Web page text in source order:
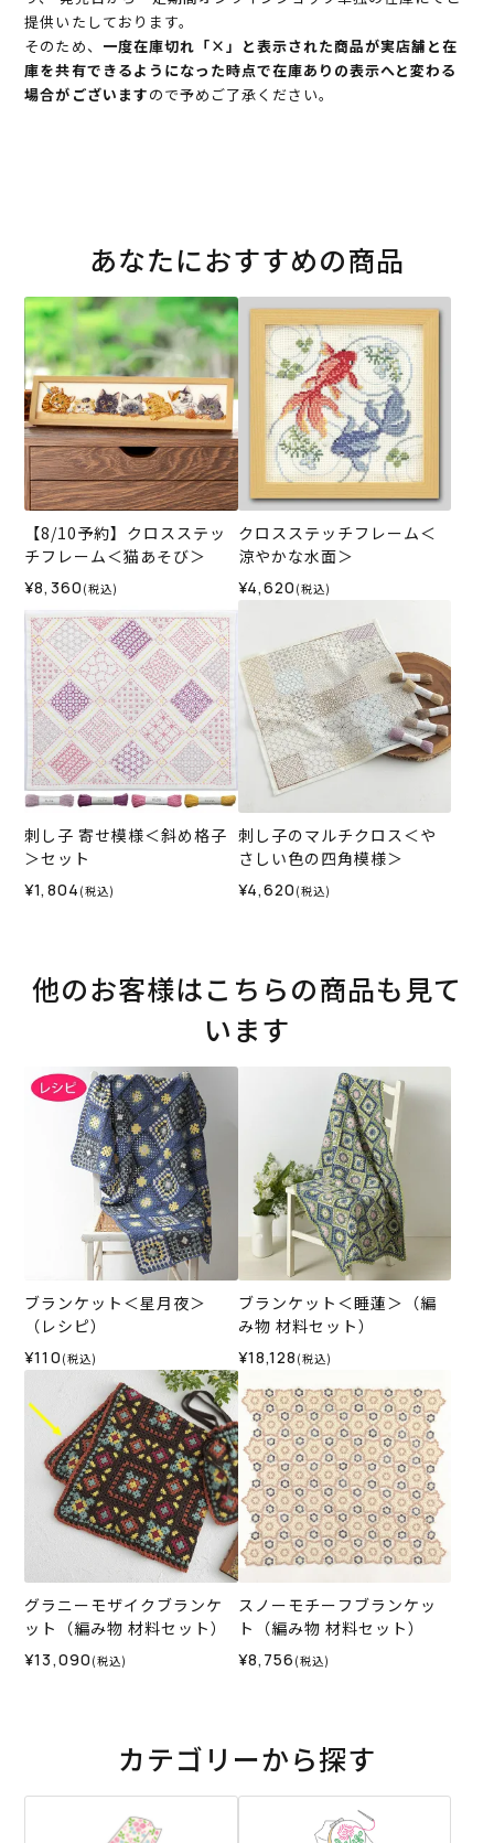
提供いたしております。
そのため、 一度在庫切れ「×」と表示された商品が実店舗と在
庫を共有できるようになった時点で在庫ありの表示へと変わる
場合がございますので予めご了承ください。
あなたにおすすめの商品
【8/10予約】クロスステッ
チフレーム＜猫あそび＞
¥8,360 (税込)
クロスステッチフレーム＜
涼やかな水面＞
¥4,620 (税込)
刺し子 寄せ模様＜斜め格子
＞セット
¥1,804 (税込)
刺し子のマルチクロス＜や
さしい色の四角模様＞
¥4,620 (税込)
他のお客様はこちらの商品も見て
います
ブランケット＜星月夜＞
（レシピ）
¥110 (税込)
ブランケット＜睡蓮＞（編
み物 材料セット）
¥18,128 (税込)
グラニーモザイクブランケ
ット（編み物 材料セット）
¥13,090 (税込)
スノーモチーフブランケッ
ト（編み物 材料セット）
¥8,756 (税込)
カテゴリーから探す